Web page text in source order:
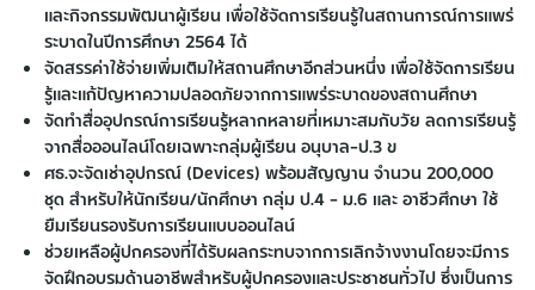
และกิจกรรมพัฒนาผู้เรียน เพื่อใช้จัดการเรียนรู้ในสถานการณ์การแพร่
ระบาดในปีการศึกษา 2564 ได้
จัดสรรค่าใช้จ่ายเพิ่มเติมให้สถานศึกษาอีกส่วนหนึ่ง เพื่อใช้จัดการเรียน
รู้และแก้ปัญหาความปลอดภัยจากการแพร่ระบาดของสถานศึกษา
จัดทําสื่ออุปกรณ์การเรียนรู้หลากหลายที่เหมาะสมกับวัย ลดการเรียนรู้
จากสื่อออนไลน์โดยเฉพาะกลุ่มผู้เรียน อนุบาล-ป.3 ข
ศธ.จะจัดเช่าอุปกรณ์ (Devices) พร้อมสัญญาน จํานวน 200,000
ชุด สําหรับให้นักเรียน/นักศึกษา กลุ่ม ป.4 – ม.6 และ อาชีวศึกษา ใช้
ยืมเรียนรองรับการเรียนแบบออนไลน์
ช่วยเหลือผู้ปกครองที่ได้รับผลกระทบจากการเลิกจ้างงานโดยจะมีการ
จัดฝึกอบรมด้านอาชีพสําหรับผู้ปกครองและประชาชนทั่วไป ซึ่งเป็นการ